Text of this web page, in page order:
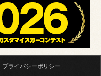
プライバシーポリシー